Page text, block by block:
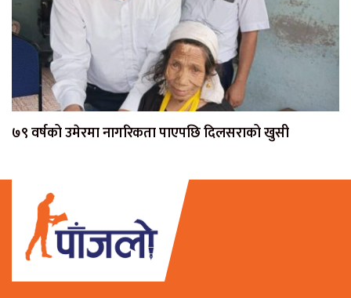
७९ वर्षको उमेरमा नागरिकता पाएपछि दिलसराको खुसी